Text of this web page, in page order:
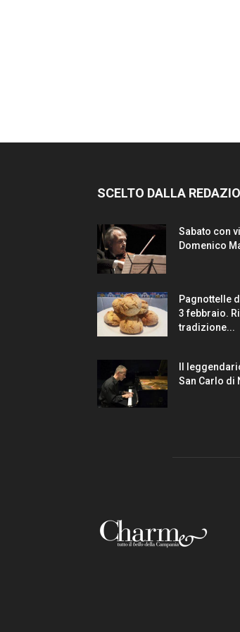
SCELTO DALLA
Sabato con
Domenico
Pagnottelle
3 febbraio.
tradizione...
Il
San Carlo di